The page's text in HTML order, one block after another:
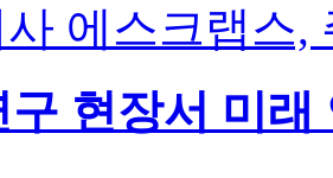
에스크랩스,
현장서 미래